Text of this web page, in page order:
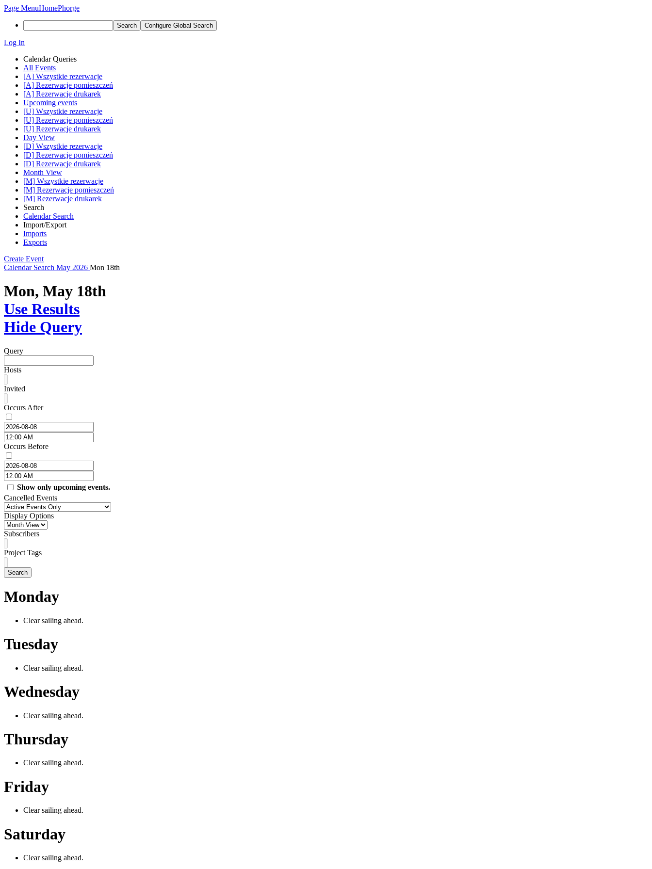
Page MenuHomePhorge
Search Configure Global Search
Log In
Calendar Queries
All Events
[A] Wszystkie rezerwacje
[A] Rezerwacje pomieszczeń
[A] Rezerwacje drukarek
Upcoming events
[U] Wszystkie rezerwacje
[U] Rezerwacje pomieszczeń
[U] Rezerwacje drukarek
Day View
[D] Wszystkie rezerwacje
[D] Rezerwacje pomieszczeń
[D] Rezerwacje drukarek
Month View
[M] Wszystkie rezerwacje
[M] Rezerwacje pomieszczeń
[M] Rezerwacje drukarek
Search
Calendar Search
Import/Export
Imports
Exports
Create Event
Calendar Search May 2026 Mon 18th
Mon, May 18th
Use Results
Hide Query
Query
Hosts
Invited
Occurs After
Occurs Before
Show only upcoming events.
Cancelled Events
Display Options
Subscribers
Project Tags
Search
Monday
Clear sailing ahead.
Tuesday
Clear sailing ahead.
Wednesday
Clear sailing ahead.
Thursday
Clear sailing ahead.
Friday
Clear sailing ahead.
Saturday
Clear sailing ahead.